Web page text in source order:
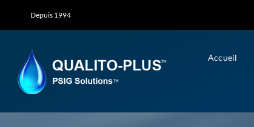
Depuis 1994
Accueil